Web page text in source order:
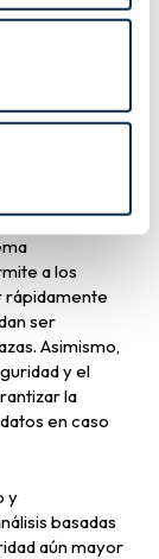
de la
en una
y global,
en
a los
rápidamente
ser
Asimismo,
y el
la
en caso
y
basadas
aún mayor